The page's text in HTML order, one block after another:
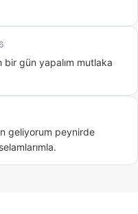
gün yapalım mutlaka
geliyorum peynirde